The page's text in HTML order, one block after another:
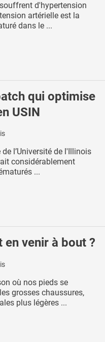
d'hypertension
artérielle est la
dans le ...
qui optimise
USIN
de l’Université de l'Illinois
considérablement
...
en venir à bout ?
où nos pieds se
grosses chaussures,
plus légères ...